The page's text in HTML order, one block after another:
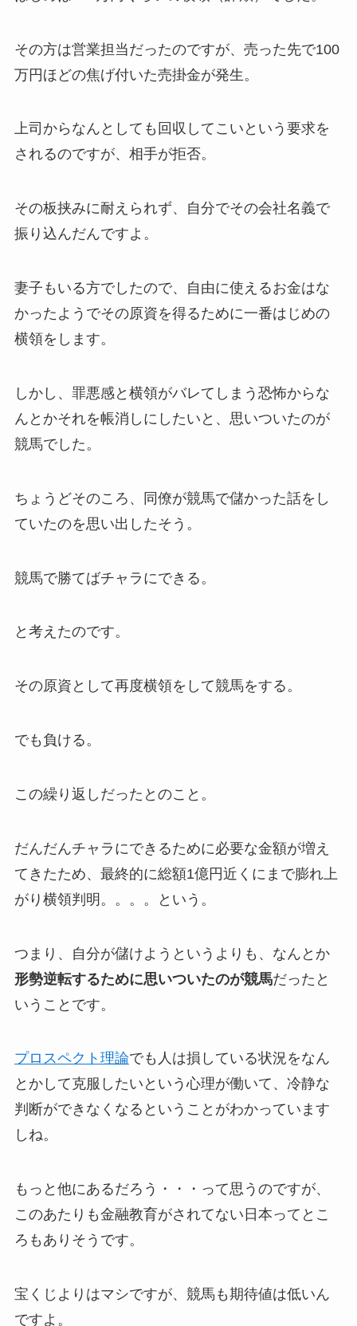
その方は営業担当だったのですが、売った先で100
万円ほどの焦げ付いた売掛金が発生。
上司からなんとしても回収してこいという要求を
されるのですが、相手が拒否。
その板挟みに耐えられず、自分でその会社名義で
振り込んだんですよ。
妻子もいる方でしたので、自由に使えるお金はな
かったようでその原資を得るために一番はじめの
横領をします。
しかし、罪悪感と横領がバレてしまう恐怖からな
んとかそれを帳消しにしたいと、思いついたのが
競馬でした。
ちょうどそのころ、同僚が競馬で儲かった話をし
ていたのを思い出したそう。
競馬で勝てばチャラにできる。
と考えたのです。
その原資として再度横領をして競馬をする。
でも負ける。
この繰り返しだったとのこと。
だんだんチャラにできるために必要な金額が増え
てきたため、最終的に総額1億円近くにまで膨れ上
がり横領判明。。。。という。
つまり、自分が儲けようというよりも、なんとか
形勢逆転するために思いついたのが競馬だったと
いうことです。
プロスペクト理論でも人は損している状況をなん
とかして克服したいという心理が働いて、冷静な
判断ができなくなるということがわかっています
しね。
もっと他にあるだろう・・・って思うのですが、
このあたりも金融教育がされてない日本ってとこ
ろもありそうです。
宝くじよりはマシですが、競馬も期待値は低いん
ですよ。